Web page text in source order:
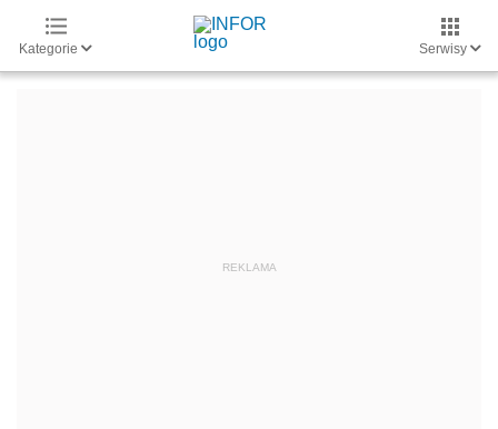
Kategorie Serwisy